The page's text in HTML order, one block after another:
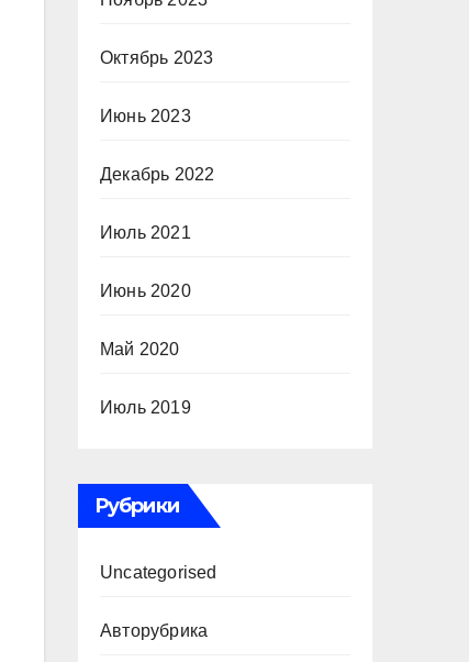
Октябрь 2023
Июнь 2023
Декабрь 2022
Июль 2021
Июнь 2020
Май 2020
Июль 2019
Рубрики
Uncategorised
Авторубрика